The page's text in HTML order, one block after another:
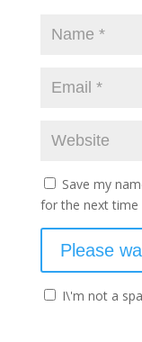
Save my
for the next time
I\'m not a